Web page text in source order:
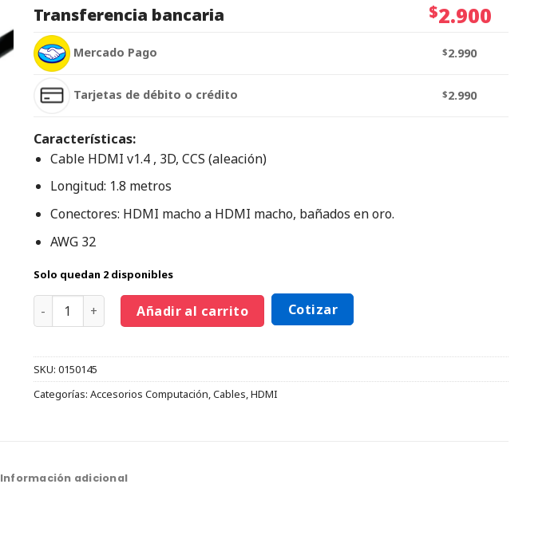
Transferencia bancaria
$2.900
Mercado Pago $2.990
Tarjetas de débito o crédito $2.990
Características:
Cable HDMI v1.4 , 3D, CCS (aleación)
Longitud: 1.8 metros
Conectores: HDMI macho a HDMI macho, bañados en oro.
AWG 32
Solo quedan 2 disponibles
Añadir al carrito Cotizar
SKU: 0150145
Categorías: Accesorios Computación,Cables,HDMI
Información adicional